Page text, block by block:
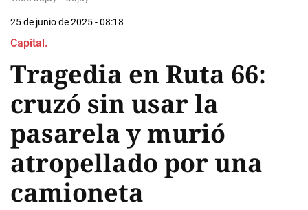
25 de junio de 2025 - 08:18
Capital.
Tragedia en Ruta 66:
cruzó sin usar la
pasarela y murió
atropellado por una
camioneta